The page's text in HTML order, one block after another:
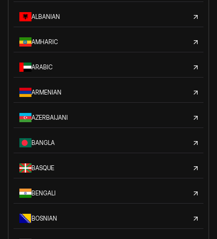
ALBANIAN
AMHARIC
ARABIC
ARMENIAN
AZERBAIJANI
BANGLA
BASQUE
BENGALI
BOSNIAN